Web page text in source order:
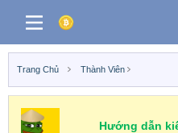
Trang Chủ Thành Viên
Hướng dẫn